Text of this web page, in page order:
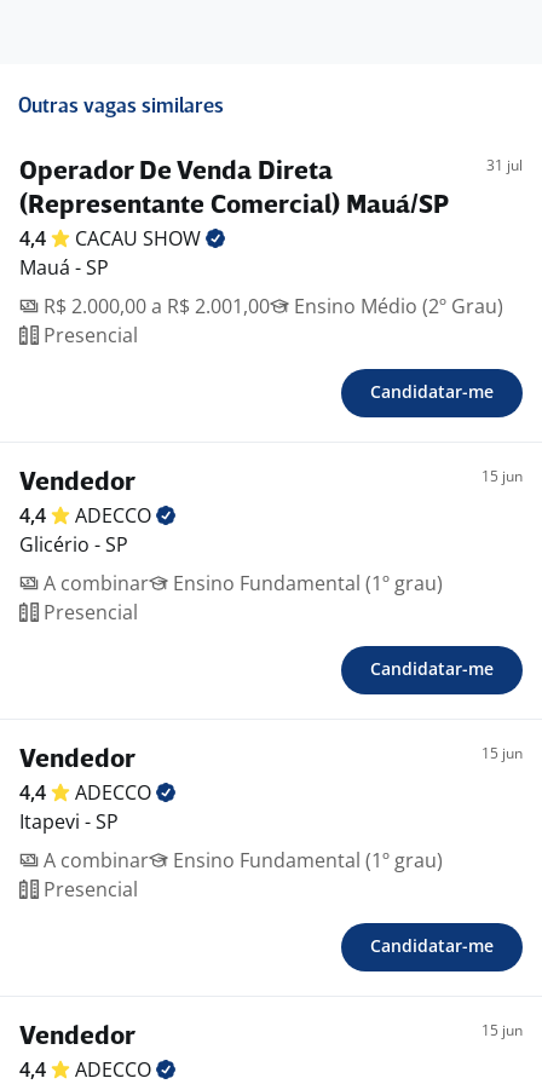
Outras vagas similares
Operador De Venda Direta
(Representante Comercial) Mauá/SP
31 jul
4,4 CACAU SHOW
Mauá - SP
R$ 2.000,00 a R$ 2.001,00
Ensino Médio (2º Grau)
Presencial
Candidatar-me
Vendedor 15 jun
4,4
ADECCO
Glicério - SP
A combinar
Ensino Fundamental (1º grau)
Presencial
Candidatar-me
Vendedor 15 jun
4,4
ADECCO
Itapevi - SP
A combinar
Ensino Fundamental (1º grau)
Presencial
Candidatar-me
Vendedor 15 jun
4,4
ADECCO